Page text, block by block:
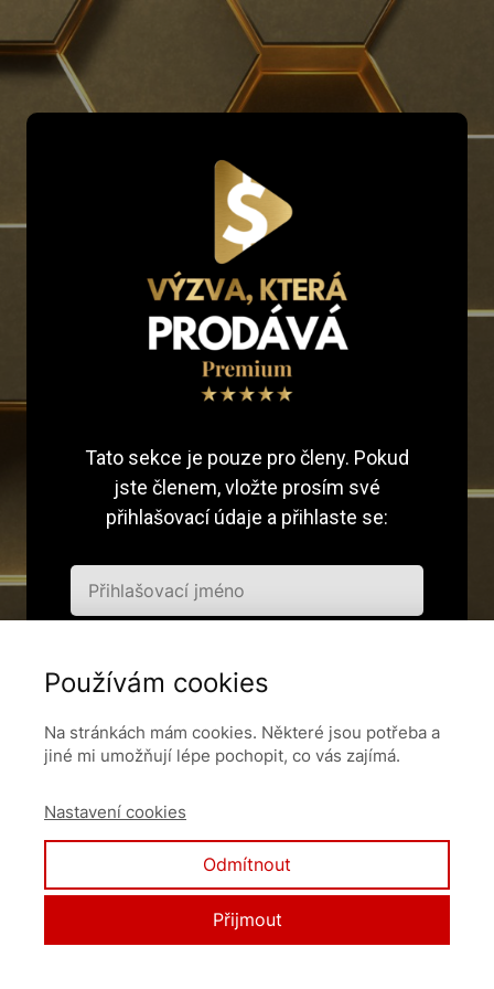
Tato sekce je pouze pro členy. Pokud
jste členem, vložte prosím své
přihlašovací údaje a přihlaste se:
Přihlásit se
Zapomněli jste heslo?
Používám cookies
Na stránkách mám cookies. Některé jsou potřeba a
jiné mi umožňují lépe pochopit, co vás zajímá.
Nastavení cookies
Odmítnout
Přijmout